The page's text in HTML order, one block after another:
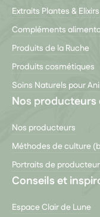
Extraits Plantes &
Compléments
Produits de la Ruche
Produits cosmétiques
Soins Naturels pour
Nos
Nos producteurs
Méthodes de culture
Portraits de
Conseils et
Espace Clair de Lune